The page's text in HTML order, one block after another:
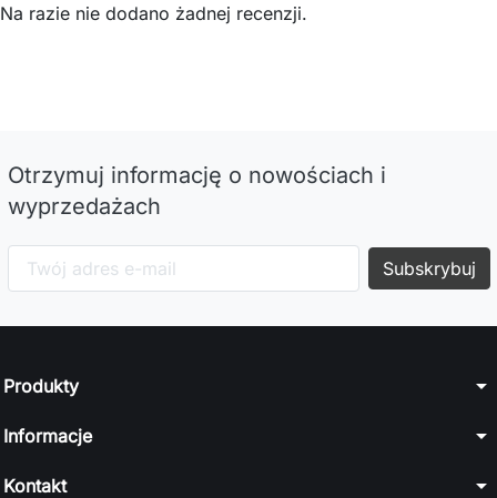
Na razie nie dodano żadnej recenzji.
Otrzymuj informację o nowościach i
wyprzedażach
Produkty arrow_drop_down
Informacje arrow_drop_down
Kontakt arrow_drop_down